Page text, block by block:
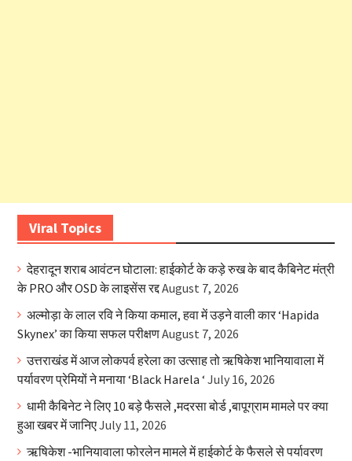
Viral Topics
देहरादून शराब आवंटन घोटाला: हाईकोर्ट के कड़े रुख के बाद कैबिनेट मंत्री
के PRO और OSD के लाइसेंस रद्दAugust 7, 2026
अल्मोड़ा के लाल रवि ने किया कमाल, हवा में उड़ने वाली कार ‘Hapida
Skynex’ का किया सफल परीक्षणAugust 7, 2026
उत्तराखंड में आज लोकपर्व हरेला का उत्साह तो ऋषिकेश भानियावाला में
पर्यावरण प्रेमियों ने मनाया ‘Black Harela ‘ July 16, 2026
धामी कैबिनेट ने लिए 10 बड़े फैसले ,मदरसा बोर्ड ,बापूग्राम मामले पर क्या
हुआ खबर में जानिएJuly 11, 2026
ऋषिकेश -भानियावाला फोरलेन मामले में हाईकोर्ट के फैसले से पर्यावरण